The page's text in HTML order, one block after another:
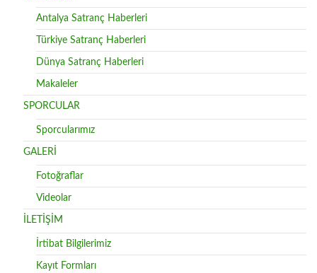
Antalya Satranç Haberleri
Türkiye Satranç Haberleri
Dünya Satranç Haberleri
Makaleler
SPORCULAR
Sporcularımız
GALERİ
Fotoğraflar
Videolar
İLETİŞİM
İrtibat Bilgilerimiz
Kayıt Formları